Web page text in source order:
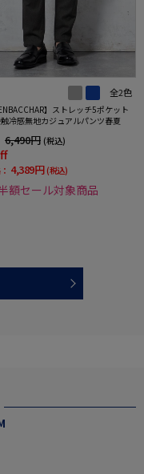
全2色
】ストレッチ5ポケット
冷感無地カジュアルパンツ春夏
6,490円 (税込)
4,389円 (税込)
額セール対象商品